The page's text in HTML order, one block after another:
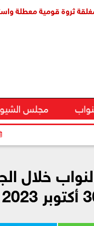
قومية معطلة واستغلالها
مجلس